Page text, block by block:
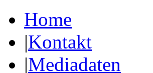
Home
|Kontakt
|Mediadaten